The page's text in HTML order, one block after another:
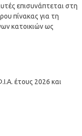
επισυνάπτεται στη
πίνακας για τη
κατοικιών ως
έτους 2026 και